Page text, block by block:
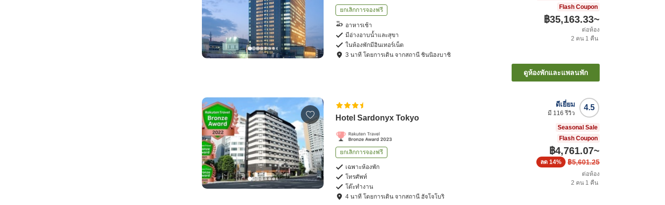
ยกเลิกการจองฟรี
อาหารเช้า
มีอ่างอาบน้ำและสุขา
ในห้องพักมีอินเทอร์เน็ต
3 นาที โดยการเดิน จากสถานี ชินนิฮงบาชิ
Flash Coupon
฿35,163.33~
ต่อห้อง
2 คน 1 คืน
ดูห้องพักและแพลนพัก
Hotel Sardonyx Tokyo
ยกเลิกการจองฟรี
เฉพาะห้องพัก
โทรศัพท์
โต๊ะทำงาน
4 นาที โดยการเดิน จากสถานี ฮัจโจโบริ
4.5
ดีเยี่ยม
มี 116 รีวิว
Seasonal Sale
Flash Coupon
฿4,761.07~
฿5,601.25
ลด 14%
ต่อห้อง
2 คน 1 คืน